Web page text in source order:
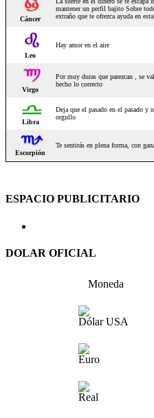
ESPACIO PUBLICITARIO
DOLAR OFICIAL
Moneda
Dólar USA
Euro
Real